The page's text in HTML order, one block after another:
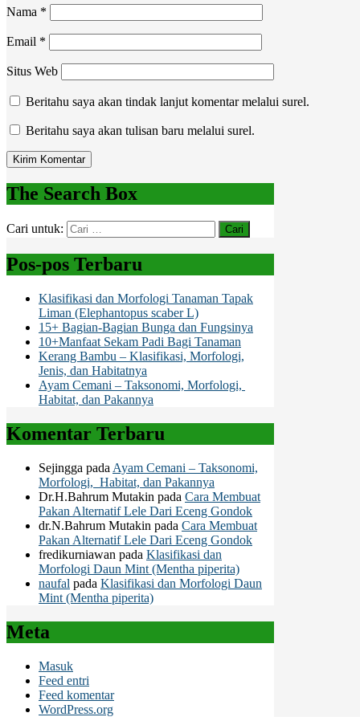
Nama *
Email *
Situs Web
Beritahu saya akan tindak lanjut komentar melalui surel.
Beritahu saya akan tulisan baru melalui surel.
The Search Box
Cari untuk:
Pos-pos Terbaru
Klasifikasi dan Morfologi Tanaman Tapak
Liman (Elephantopus scaber L)
15+ Bagian-Bagian Bunga dan Fungsinya
10+Manfaat Sekam Padi Bagi Tanaman
Kerang Bambu – Klasifikasi, Morfologi,
Jenis, dan Habitatnya
Ayam Cemani – Taksonomi, Morfologi,
Habitat, dan Pakannya
Komentar Terbaru
Sejingga pada Ayam Cemani – Taksonomi,
Morfologi, Habitat, dan Pakannya
Dr.H.Bahrum Mutakin pada Cara Membuat
Pakan Alternatif Lele Dari Eceng Gondok
dr.N.Bahrum Mutakin pada Cara Membuat
Pakan Alternatif Lele Dari Eceng Gondok
fredikurniawan pada Klasifikasi dan
Morfologi Daun Mint (Mentha piperita)
naufal pada Klasifikasi dan Morfologi Daun
Mint (Mentha piperita)
Meta
Masuk
Feed entri
Feed komentar
WordPress.org